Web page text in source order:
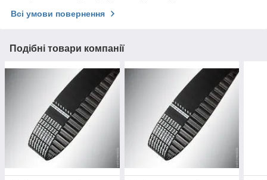
Всі умови повернення
Подібні товари компанії